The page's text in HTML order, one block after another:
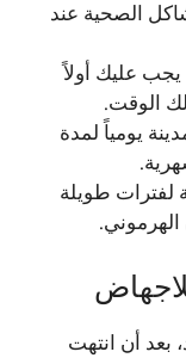
الصحية عند
عليك أولاً
الوقت.
يومياً لمدة
لفترات طويلة
الهرموني.
بعد أن انتهت